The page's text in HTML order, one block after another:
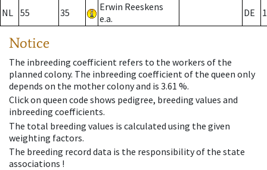
NL 55 35
Erwin Reeskens
e.a.
DE
Notice
The inbreeding coefficient refers to the workers of the
planned colony. The inbreeding coefficient of the queen only
depends on the mother colony and is 3.61 %.
Click on queen code shows pedigree, breeding values and
inbreeding coefficients.
The total breeding values is calculated using the given
weighting factors.
The breeding record data is the responsibility of the state
associations !